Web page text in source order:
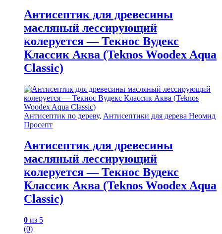
Антисептик для древесины
масляный лессирующий
колеруется — Текнос Вудекс
Классик Аква (Teknos Woodex Aqua
Classic)
Антисептик по дереву, Антисептики для дерева Неомид
Просепт
Антисептик для древесины
масляный лессирующий
колеруется — Текнос Вудекс
Классик Аква (Teknos Woodex Aqua
Classic)
0 из 5
(0)